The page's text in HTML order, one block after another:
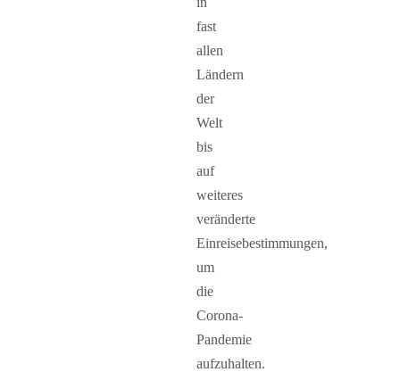
fast
allen
Ländern
der
Welt
bis
auf
weiteres
veränderte
Einreisebestimmungen,
um
die
Corona-
Pandemie
aufzuhalten.